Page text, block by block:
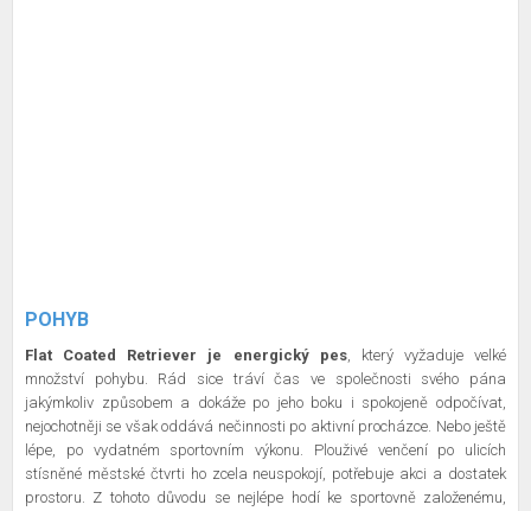
POHYB
Flat Coated Retriever je energický pes, který vyžaduje velké
množství pohybu. Rád sice tráví čas ve společnosti svého pána
jakýmkoliv způsobem a dokáže po jeho boku i spokojeně odpočívat,
nejochotněji se však oddává nečinnosti po aktivní procházce. Nebo ještě
lépe, po vydatném sportovním výkonu. Plouživé venčení po ulicích
stísněné městské čtvrti ho zcela neuspokojí, potřebuje akci a dostatek
prostoru. Z tohoto důvodu se nejlépe hodí ke sportovně založenému,